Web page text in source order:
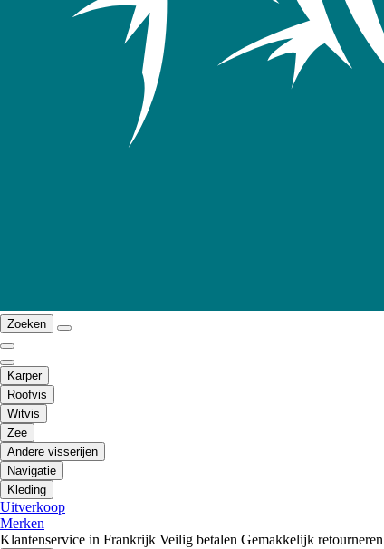
Zoeken
Karper
Roofvis
Witvis
Zee
Andere visserijen
Navigatie
Kleding
Uitverkoop
Merken
Klantenservice in Frankrijk Veilig betalen Gemakkelijk retourneren